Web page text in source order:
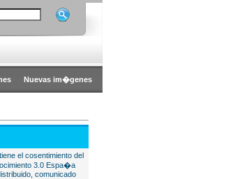
Nuevas im�genes
el cosentimiento del
3.0 Espa�a
comunicado